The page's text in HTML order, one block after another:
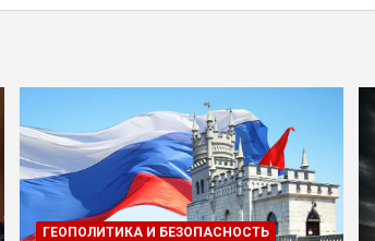
ГЕОПОЛИТИКА И БЕЗОПАСНОСТЬ